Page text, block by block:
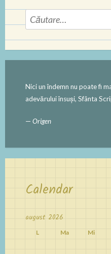
Caută
după:
Nici un îndemn nu poate fi
adevărului însuși, Sfânta
— Origen
Calendar
august 2026
L Ma Mi